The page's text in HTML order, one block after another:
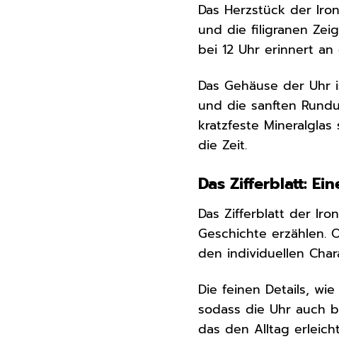
Das Herzstück der
und die filigranen
bei 12 Uhr erinnert
Das Gehäuse der
und die sanften
kratzfeste
die Zeit.
Das Zifferblatt:
Das Zifferblatt der
Geschichte erzählen.
den individuellen
Die feinen Details,
sodass die Uhr auch
das den Alltag